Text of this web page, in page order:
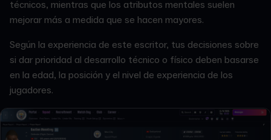
técnicos, mientras que los atributos mentales suelen
mejorar más a medida que se hacen mayores.
Según la experiencia de este escritor, tus decisiones sobre
si dar prioridad al desarrollo técnico o físico deben basarse
en la edad, la posición y el nivel de experiencia de los
jugadores.